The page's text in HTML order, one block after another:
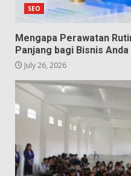
SEO
Mengapa Perawatan
Panjang bagi Bisnis Anda
July 26, 2026